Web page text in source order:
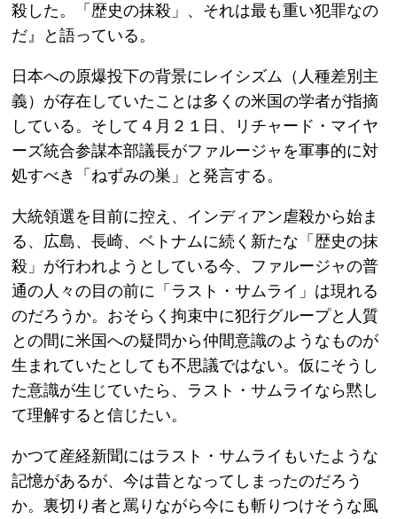
殺した。「歴史の抹殺」、それは最も重い犯罪なの
だ』と語っている。
日本への原爆投下の背景にレイシズム（人種差別主
義）が存在していたことは多くの米国の学者が指摘
している。そして４月２１日、リチャード・マイヤ
ーズ統合参謀本部議長がファルージャを軍事的に対
処すべき「ねずみの巣」と発言する。
大統領選を目前に控え、インディアン虐殺から始ま
る、広島、長崎、ベトナムに続く新たな「歴史の抹
殺」が行われようとしている今、ファルージャの普
通の人々の目の前に「ラスト・サムライ」は現れる
のだろうか。おそらく拘束中に犯行グループと人質
との間に米国への疑問から仲間意識のようなものが
生まれていたとしても不思議ではない。仮にそうし
た意識が生じていたら、ラスト・サムライなら黙し
て理解すると信じたい。
かつて産経新聞にはラスト・サムライもいたような
記憶があるが、今は昔となってしまったのだろう
か。裏切り者と罵りながら今にも斬りつけそうな風